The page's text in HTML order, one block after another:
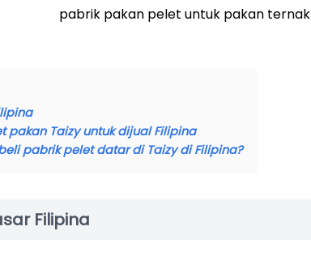
pabrik pakan pelet untuk pakan ternak
pakan Taizy untuk dijual Filipina
pabrik pelet datar di Taizy di Filipina?
Filipina